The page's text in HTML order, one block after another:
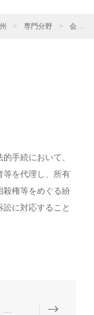
> 専門分野 > 会社更生と清算
手続において、
等を代理し、所有
殺権等をめぐる紛
に対応すること
訴訟・仲裁